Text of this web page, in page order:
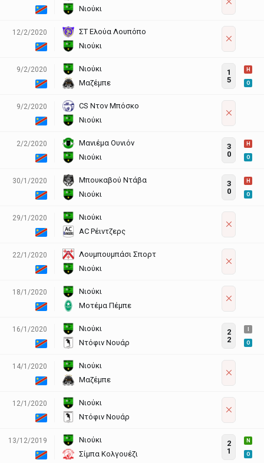
Νιούκι
12/2/2020
ΣΤ Ελούα Λουπόπο
Νιούκι
9/2/2020
Νιούκι
Μαζέμπε
1
5
H
O
9/2/2020
CS Ντον Μπόσκο
Νιούκι
2/2/2020
Μανιέμα Ουνιόν
Νιούκι
3
0
H
O
30/1/2020
Μπουκαβού Ντάβα
Νιούκι
3
0
H
O
29/1/2020
Νιούκι
AC Ρέιντζερς
22/1/2020
Λουμπουμπάσι Σπορτ
Νιούκι
18/1/2020
Νιούκι
Μοτέμα Πέμπε
16/1/2020
Νιούκι
Ντόφιν Νουάρ
2
2
O
14/1/2020
Νιούκι
Μαζέμπε
12/1/2020
Νιούκι
Ντόφιν Νουάρ
13/12/2019
Νιούκι
Σίμπα Κολγουέζι
2
1
N
O